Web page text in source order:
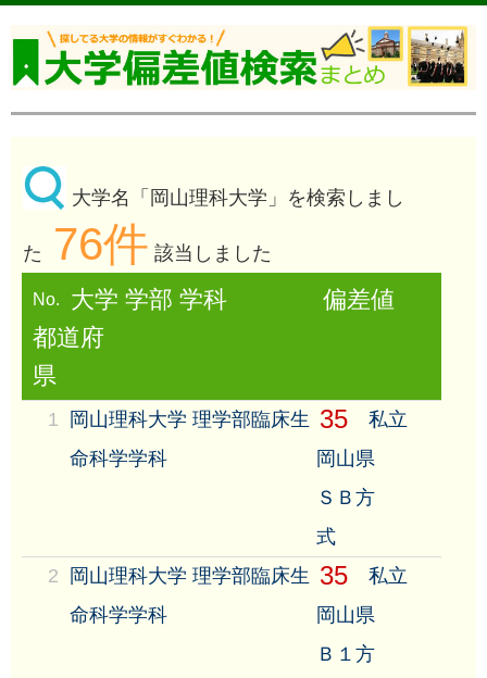
大学名「岡山理科大学」を検索しまし
た 76件 該当しました
No. 大学 学部 学科
偏差値
都道府
県
1
岡山理科大学 理学部臨床生
命科学学科
35
私立
岡山県
ＳＢ方
式
2
岡山理科大学 理学部臨床生
命科学学科
35
私立
岡山県
Ｂ１方